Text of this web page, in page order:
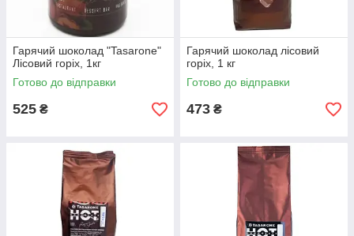
Гарячий шоколад "Tasarone"
Лісовий горіх, 1кг
Готово до відправки
525 ₴
Гарячий шоколад лісовий
горіх, 1 кг
Готово до відправки
473 ₴